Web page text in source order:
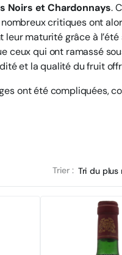
Noirs et Chardonnays.
critiques ont
maturité grâce à
ceux qui ont ramassé
et la qualité du fruit
ont été compliquées,
Trier :